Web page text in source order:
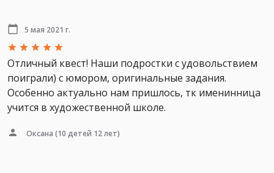
5 мая 2021 г.
Отличный квест! Наши подростки с удовольствием
поиграли) с юмором, оригинальные задания.
Особенно актуально нам пришлось, тк именинница
учится в художественной школе.
Оксана (10 детей 12 лет)